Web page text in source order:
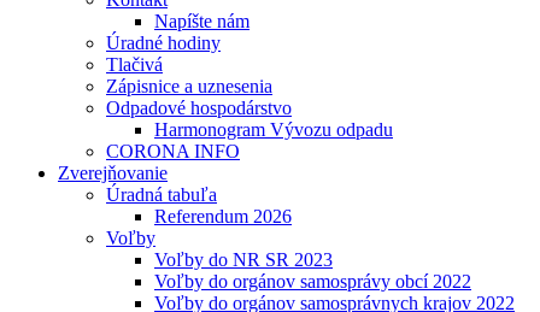
Napíšte nám
Úradné hodiny
Tlačivá
Zápisnice a uznesenia
Odpadové hospodárstvo
Harmonogram Vývozu odpadu
CORONA INFO
Zverejňovanie
Úradná tabuľa
Referendum 2026
Voľby
Voľby do NR SR 2023
Voľby do orgánov samosprávy obcí 2022
Voľby do orgánov samosprávnych krajov 2022